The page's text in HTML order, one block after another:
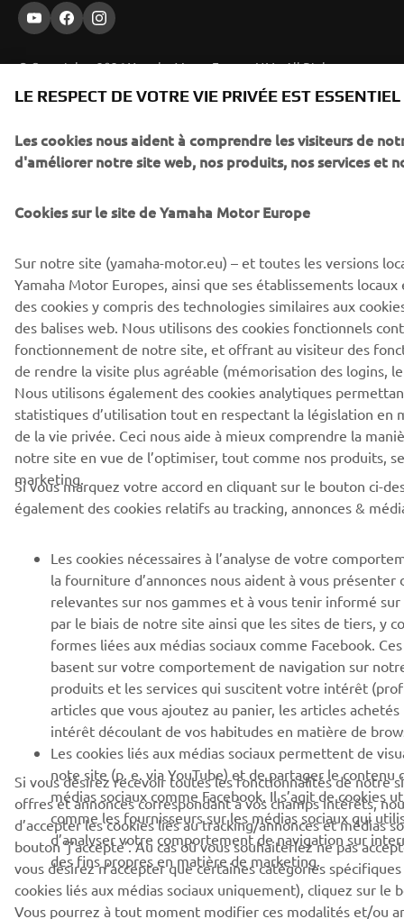
© Copyright - 2026 Yamaha Motor Europe N.V. - All Rights
Reserved
Politique de
confidentialité
Informations sur nos
cookies
Conditions
d'utilisation
LE RESPECT DE VOTRE VIE PRIVÉE EST ESSENTIEL
Les cookies nous aident à comprendre les visiteurs de
d'améliorer notre site web, nos produits, nos services et
Cookies sur le site de Yamaha Motor Europe
Sur notre site (yamaha-motor.eu) – et toutes les versions
Yamaha Motor Europes, ainsi que ses établissements
des cookies y compris des technologies similaires aux
des balises web. Nous utilisons des cookies fonctionnels
fonctionnement de notre site, et offrant au visiteur des
de rendre la visite plus agréable (mémorisation des logins,
Nous utilisons également des cookies analytiques
statistiques d’utilisation tout en respectant la législation en
de la vie privée. Ceci nous aide à mieux comprendre la
notre site en vue de l’optimiser, tout comme nos produits,
marketing.
Si vous marquez votre accord en cliquant sur le bouton ci-
également des cookies relatifs au tracking, annonces &
Les cookies nécessaires à l’analyse de votre
la fourniture d’annonces nous aident à vous
relevantes sur nos gammes et à vous tenir informé sur
par le biais de notre site ainsi que les sites de tiers, y
formes liées aux médias sociaux comme Facebook.
basent sur votre comportement de navigation sur
produits et les services qui suscitent votre intérêt
articles que vous ajoutez au panier, les articles
intérêt découlant de vos habitudes en matière de
Les cookies liés aux médias sociaux permettent de
note site (p. e. via YouTube) et de partager le contenu
médias sociaux comme Facebook. Il s’agit de cookies
comme les fournisseurs sur les médias sociaux qui
d’analyser votre comportement de navigation sur
des fins propres en matière de marketing.
Si vous désirez recevoir toutes les fonctionnalités de notre
offres et annonces correspondant à vos champs intérêts,
d’accepter les cookies liés au tracking/annonces et médias
bouton ‘j’accepte’. Au cas où vous souhaiteriez ne pas
vous désirez n’accepter que certaines catégories
cookies liés aux médias sociaux uniquement), cliquez sur le
Vous pourrez à tout moment modifier ces modalités et/ou